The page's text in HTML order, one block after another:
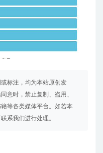
标注，均为本站原创发
意时，禁止复制、盗用、
等各类媒体平台。如若本
系我们进行处理。